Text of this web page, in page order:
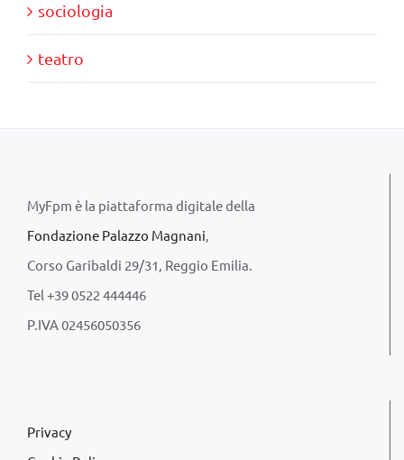
sociologia
teatro
MyFpm è la piattaforma digitale della
Fondazione Palazzo Magnani,
Corso Garibaldi 29/31, Reggio Emilia.
Tel +39 0522 444446
P.IVA 02456050356
Privacy